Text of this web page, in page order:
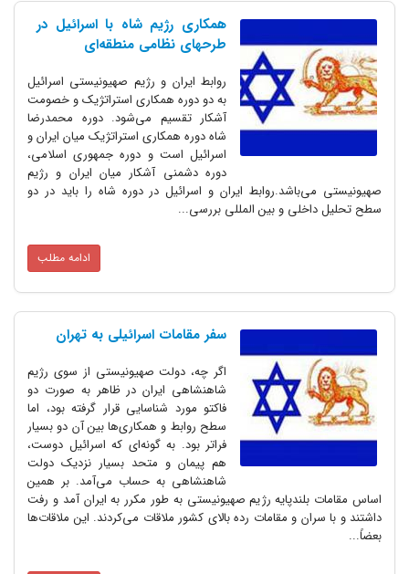
همکاری رژیم شاه با اسرائیل در
طرحهای نظامی منطقه‌ای
روابط ایران و رژیم صهیونیستی اسرائیل
به دو دوره همکاری استراتژیک و خصومت
آشکار تقسیم می‌شود. دوره محمد‌رضا
شاه دوره همکاری استراتژیک میان ایران و
اسرائیل است و دوره جمهوری اسلامی،
دوره دشمنی آشکار میان ایران و رژیم
صهیونیستی می‌باشد.روابط ایران و اسرائیل در دوره شاه را باید در دو
سطح تحلیل داخلی و بین المللی بررسی...
ادامه مطلب
سفر مقامات اسرائیلی به تهران
اگر چه، دولت صهیونیستی از سوی رژیم
شاهنشاهی ایران در ظاهر به صورت دو
فاکتو مورد شناسایی قرار گرفته بود، اما
سطح روابط و همکاری‌ها بین آن دو بسیار
فراتر بود. به گونه‌ای که اسرائیل دوست،
هم پیمان و متحد بسیار نزدیک دولت
شاهنشاهی به حساب می‌آمد. بر همین
اساس مقامات بلند‌پایه رژیم صهیونیستی به طور مکرر به ایران آمد و رفت
داشتند و با سران و مقامات رده بالای کشور ملاقات می‌کردند. این ملاقات‌ها
بعضاً...